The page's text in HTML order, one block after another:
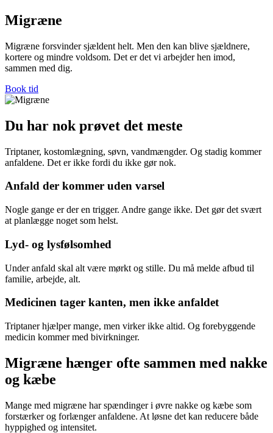
Migræne
Migræne forsvinder sjældent helt. Men den kan blive sjældnere,
kortere og mindre voldsom. Det er det vi arbejder hen imod,
sammen med dig.
Book tid
Du har nok prøvet det meste
Triptaner, kostomlægning, søvn, vandmængder. Og stadig kommer
anfaldene. Det er ikke fordi du ikke gør nok.
Anfald der kommer uden varsel
Nogle gange er der en trigger. Andre gange ikke. Det gør det svært
at planlægge noget som helst.
Lyd- og lysfølsomhed
Under anfald skal alt være mørkt og stille. Du må melde afbud til
familie, arbejde, alt.
Medicinen tager kanten, men ikke anfaldet
Triptaner hjælper mange, men virker ikke altid. Og forebyggende
medicin kommer med bivirkninger.
Migræne hænger ofte sammen med nakke
og kæbe
Mange med migræne har spændinger i øvre nakke og kæbe som
forstærker og forlænger anfaldene. At løsne det kan reducere både
hyppighed og intensitet.